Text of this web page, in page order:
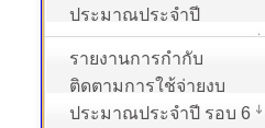
ประมาณประจำปี
รายงานการกำกับ
ติดตามการใช้จ่ายงบ
ประมาณประจำปี รอบ 6